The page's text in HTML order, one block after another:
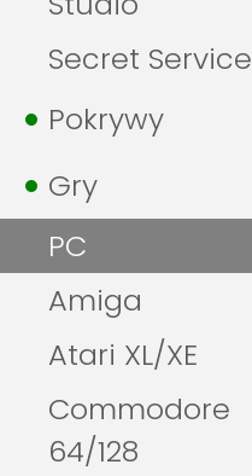
Secret Service
Pokrywy
Gry
PC
Amiga
Atari XL/XE
Commodore
64/128